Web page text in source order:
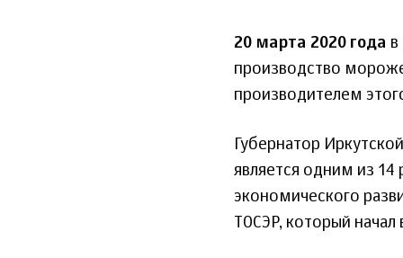
20 марта 2020 года в
производство
производителем
Губернатор
является одним из
экономического
ТОСЭР, который